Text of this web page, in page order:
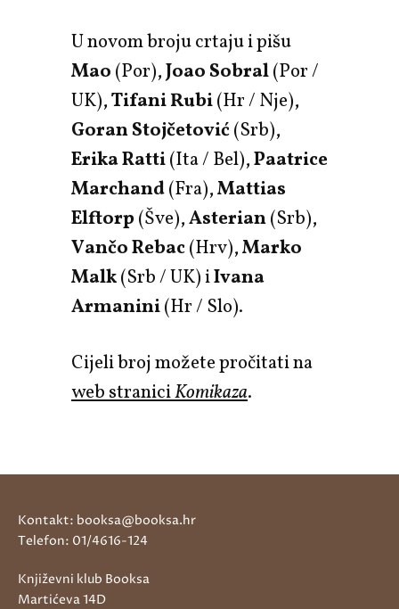
U novom broju crtaju i pišu
Mao (Por),Joao Sobral(Por /
UK),Tifani Rubi(Hr / Nje),
Goran Stojčetović(Srb),
Erika Ratti(Ita / Bel),Paatrice
Marchand(Fra),Mattias
Elftorp (Šve),Asterian(Srb),
Vančo Rebac(Hrv),Marko
Malk(Srb / UK) iIvana
Armanini(Hr / Slo).
Cijeli broj možete pročitati na
web straniciKomikaza.
Kontakt: booksa@booksa.hr
Telefon: 01/4616-124
Književni klub Booksa
Martićeva 14D